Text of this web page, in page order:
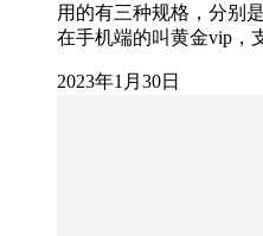
用的有三种规格，分别
在手机端的叫黄金vip，
2023年1月30日